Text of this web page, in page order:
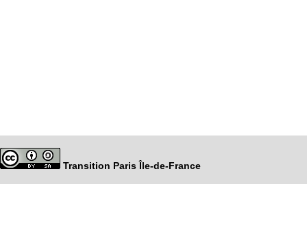
Transition Paris Île-de-France